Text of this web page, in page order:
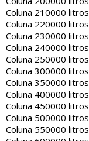
Coluna 210000 litros
Coluna 220000 litros
Coluna 230000 litros
Coluna 240000 litros
Coluna 250000 litros
Coluna 300000 litros
Coluna 350000 litros
Coluna 400000 litros
Coluna 450000 litros
Coluna 500000 litros
Coluna 550000 litros